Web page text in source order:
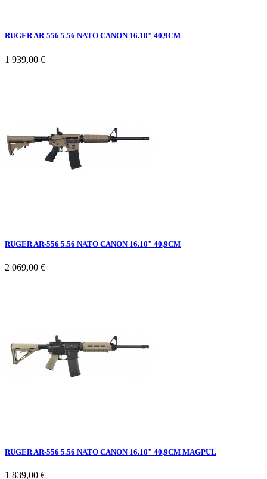
RUGER AR-556 5.56 NATO CANON 16.10" 40,9CM
1 939,00 €
RUGER AR-556 5.56 NATO CANON 16.10" 40,9CM
2 069,00 €
RUGER AR-556 5.56 NATO CANON 16.10" 40,9CM MAGPUL
1 839,00 €